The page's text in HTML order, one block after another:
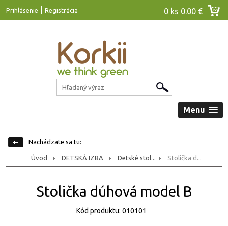
Prihlásenie Registrácia 0 ks 0.00 €
Menu
Nachádzate sa tu:
Úvod DETSKÁ IZBA Detské stol... Stolička d...
Stolička dúhová model B
Kód produktu: 010101